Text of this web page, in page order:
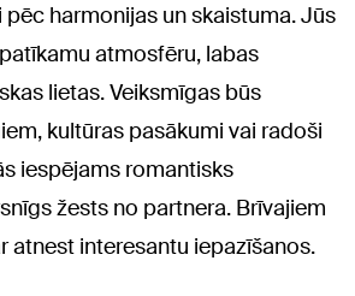
pēc harmonijas un skaistuma. Jūs
atmosfēru, labas
lietas. Veiksmīgas būs
kultūras pasākumi vai radoši
iespējams romantisks
žests no partnera. Brīvajiem
atnest interesantu iepazīšanos.